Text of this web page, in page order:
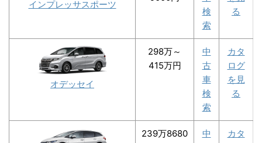
インプレッサスポーツ
検
索
る
オデッセイ
298万～
415万円
中
古
車
検
索
カタ
ログ
を見
る
239万8680
中
カタ